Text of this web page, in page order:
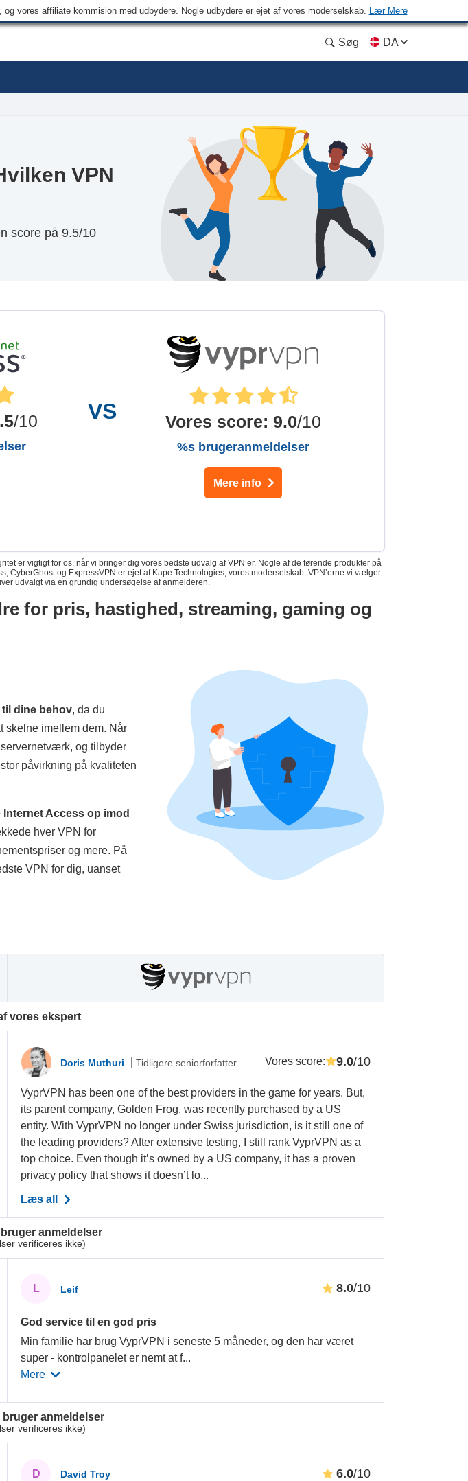
vores affiliate kommision med udbydere. Nogle udbydere er ejet af vores moderselskab. Lær Mere
Søg DA
VPN
score på 9.5/10
/10 Vores score: 9.0/10
%s brugeranmeldelser
Mere info
er vigtigt for os, når vi bringer dig vores bedste udvalg af VPN’er. Nogle af de førende produkter på
CyberGhost og ExpressVPN er ejet af Kape Technologies, vores moderselskab. VPN’erne vi vælger
udvalgt via en grundig undersøgelse af anmelderen.
for pris, hastighed, streaming, gaming og
dine behov, da du
skelne imellem dem. Når
og tilbyder
påvirkning på kvaliteten
Access op imod
hver VPN for
og mere. På
VPN for dig, uanset
vores ekspert
anmeldelser
verificeres ikke)
anmeldelser
verificeres ikke)
Doris Muthuri Tidligere seniorforfatter Vores score: 9.0/10
VyprVPN has been one of the best providers in the game for years. But,
its parent company, Golden Frog, was recently purchased by a US
entity. With VyprVPN no longer under Swiss jurisdiction, is it still one of
the leading providers? After extensive testing, I still rank VyprVPN as a
top choice. Even though it’s owned by a US company, it has a proven
privacy policy that shows it doesn’t lo...
Læs all
L Leif 8.0/10
God service til en god pris
Min familie har brug VyprVPN i seneste 5 måneder, og den har været
super - kontrolpanelet er nemt at f...
Mere
D David Troy 6.0/10